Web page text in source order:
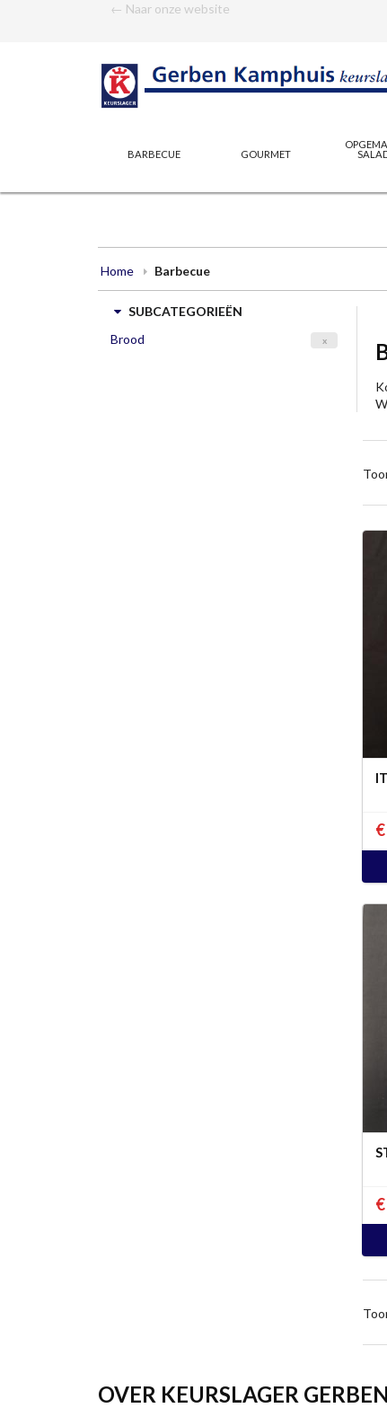
← Naar onze website
BARBECUE GOURMET
Home Barbecue
SUBCATEGORIEËN
Brood
x
OVER KEURSLAGER